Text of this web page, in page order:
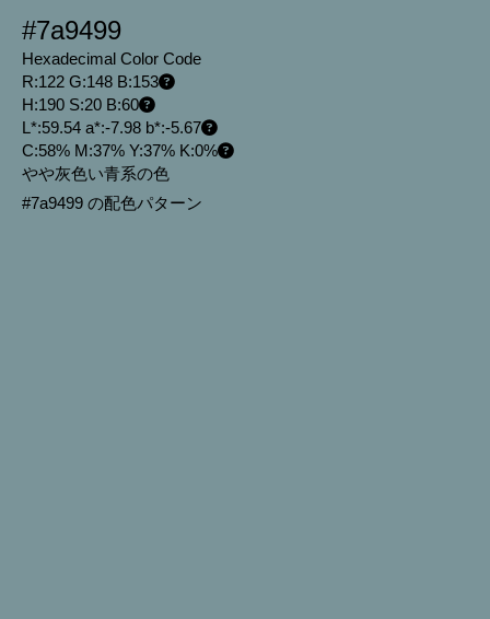
#7a9499
Hexadecimal Color Code
R:122 G:148 B:153
H:190 S:20 B:60
L*:59.54 a*:-7.98 b*:-5.67
C:58% M:37% Y:37% K:0%
やや灰色い青系の色
#7a9499 の配色パターン